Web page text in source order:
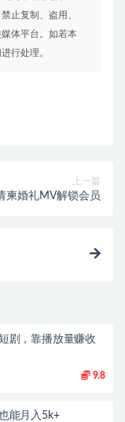
止复制、盗用、
体平台。如若本
行处理。
上一篇
柬婚礼MV解锁会员
剧，靠播放量赚收
9.8
能月入5k+